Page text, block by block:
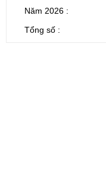
Năm 2026 :
Tổng số :